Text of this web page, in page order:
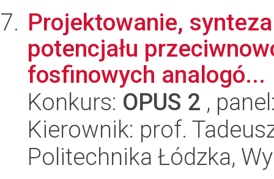
Projektowanie,
potencjału
fosfinowych analogó...
Konkurs: OPUS 2 ,
Kierownik: prof.
Politechnika Łódzka,